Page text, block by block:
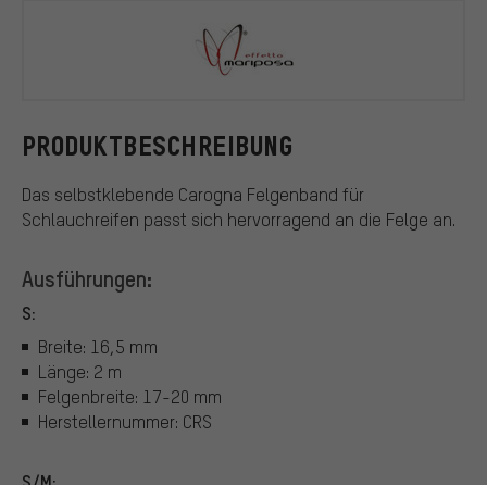
PRODUKTBESCHREIBUNG
Das selbstklebende Carogna Felgenband für
Schlauchreifen passt sich hervorragend an die Felge an.
Ausführungen:
S:
Breite: 16,5 mm
Länge: 2 m
Felgenbreite: 17-20 mm
Herstellernummer: CRS